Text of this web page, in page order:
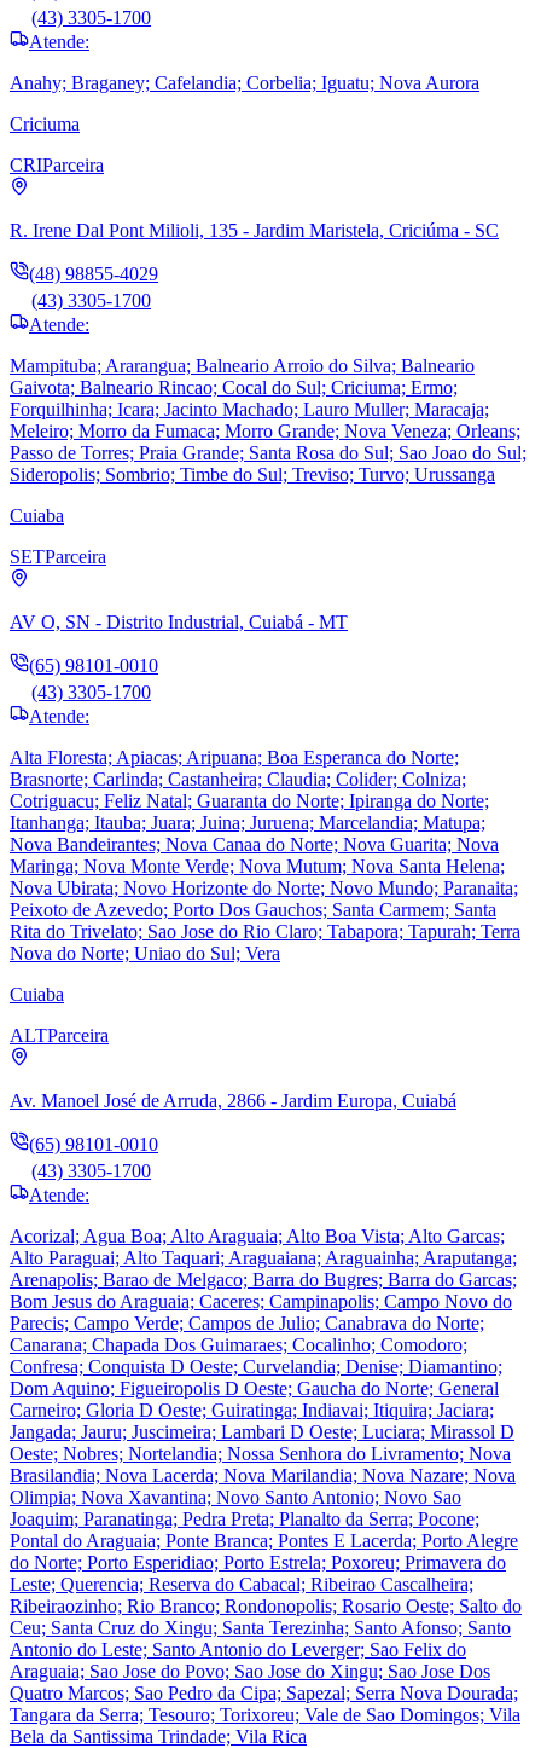
(43) 3305-1700
Atende:
Anahy; Braganey; Cafelandia; Corbelia; Iguatu; Nova Aurora
Criciuma
CRIParceira
R. Irene Dal Pont Milioli, 135 - Jardim Maristela, Criciúma - SC
(48) 98855-4029
(43) 3305-1700
Atende:
Mampituba; Ararangua; Balneario Arroio do Silva; Balneario
Gaivota; Balneario Rincao; Cocal do Sul; Criciuma; Ermo;
Forquilhinha; Icara; Jacinto Machado; Lauro Muller; Maracaja;
Meleiro; Morro da Fumaca; Morro Grande; Nova Veneza; Orleans;
Passo de Torres; Praia Grande; Santa Rosa do Sul; Sao Joao do Sul;
Sideropolis; Sombrio; Timbe do Sul; Treviso; Turvo; Urussanga
Cuiaba
SETParceira
AV O, SN - Distrito Industrial, Cuiabá - MT
(65) 98101-0010
(43) 3305-1700
Atende:
Alta Floresta; Apiacas; Aripuana; Boa Esperanca do Norte;
Brasnorte; Carlinda; Castanheira; Claudia; Colider; Colniza;
Cotriguacu; Feliz Natal; Guaranta do Norte; Ipiranga do Norte;
Itanhanga; Itauba; Juara; Juina; Juruena; Marcelandia; Matupa;
Nova Bandeirantes; Nova Canaa do Norte; Nova Guarita; Nova
Maringa; Nova Monte Verde; Nova Mutum; Nova Santa Helena;
Nova Ubirata; Novo Horizonte do Norte; Novo Mundo; Paranaita;
Peixoto de Azevedo; Porto Dos Gauchos; Santa Carmem; Santa
Rita do Trivelato; Sao Jose do Rio Claro; Tabapora; Tapurah; Terra
Nova do Norte; Uniao do Sul; Vera
Cuiaba
ALTParceira
Av. Manoel José de Arruda, 2866 - Jardim Europa, Cuiabá
(65) 98101-0010
(43) 3305-1700
Atende:
Acorizal; Agua Boa; Alto Araguaia; Alto Boa Vista; Alto Garcas;
Alto Paraguai; Alto Taquari; Araguaiana; Araguainha; Araputanga;
Arenapolis; Barao de Melgaco; Barra do Bugres; Barra do Garcas;
Bom Jesus do Araguaia; Caceres; Campinapolis; Campo Novo do
Parecis; Campo Verde; Campos de Julio; Canabrava do Norte;
Canarana; Chapada Dos Guimaraes; Cocalinho; Comodoro;
Confresa; Conquista D Oeste; Curvelandia; Denise; Diamantino;
Dom Aquino; Figueiropolis D Oeste; Gaucha do Norte; General
Carneiro; Gloria D Oeste; Guiratinga; Indiavai; Itiquira; Jaciara;
Jangada; Jauru; Juscimeira; Lambari D Oeste; Luciara; Mirassol D
Oeste; Nobres; Nortelandia; Nossa Senhora do Livramento; Nova
Brasilandia; Nova Lacerda; Nova Marilandia; Nova Nazare; Nova
Olimpia; Nova Xavantina; Novo Santo Antonio; Novo Sao
Joaquim; Paranatinga; Pedra Preta; Planalto da Serra; Pocone;
Pontal do Araguaia; Ponte Branca; Pontes E Lacerda; Porto Alegre
do Norte; Porto Esperidiao; Porto Estrela; Poxoreu; Primavera do
Leste; Querencia; Reserva do Cabacal; Ribeirao Cascalheira;
Ribeiraozinho; Rio Branco; Rondonopolis; Rosario Oeste; Salto do
Ceu; Santa Cruz do Xingu; Santa Terezinha; Santo Afonso; Santo
Antonio do Leste; Santo Antonio do Leverger; Sao Felix do
Araguaia; Sao Jose do Povo; Sao Jose do Xingu; Sao Jose Dos
Quatro Marcos; Sao Pedro da Cipa; Sapezal; Serra Nova Dourada;
Tangara da Serra; Tesouro; Torixoreu; Vale de Sao Domingos; Vila
Bela da Santissima Trindade; Vila Rica